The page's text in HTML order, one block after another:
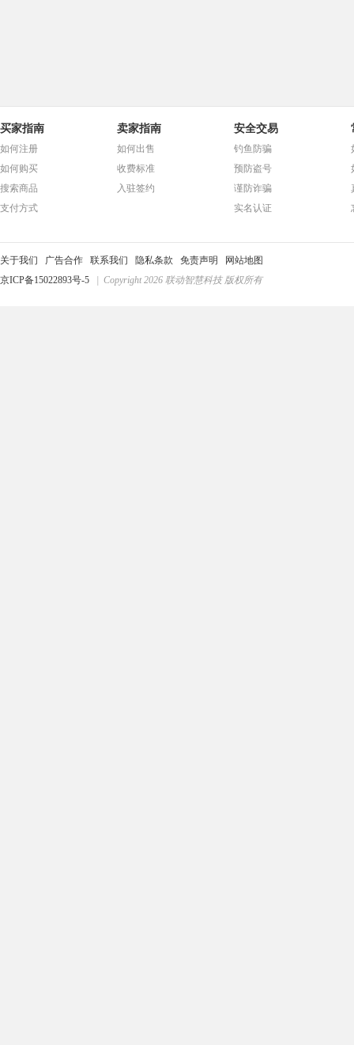
买家指南
如何注册
如何购买
搜索商品
支付方式
卖家指南
如何出售
收费标准
入驻签约
安全交易
钓鱼防骗
预防盗号
谨防诈骗
实名认证
关于我们 广告合作 联系我们 隐私条款 免责声明
网站地图
京ICP备15022893号-5
| Copyright 2026 联动智慧科技 版权所有